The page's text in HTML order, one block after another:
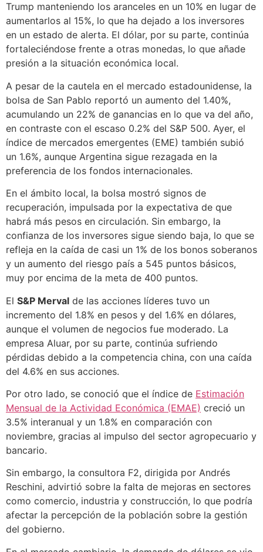
Trump manteniendo los aranceles en un 10% en lugar de
aumentarlos al 15%, lo que ha dejado a los inversores
en un estado de alerta. El dólar, por su parte, continúa
fortaleciéndose frente a otras monedas, lo que añade
presión a la situación económica local.
A pesar de la cautela en el mercado estadounidense, la
bolsa de San Pablo reportó un aumento del 1.40%,
acumulando un 22% de ganancias en lo que va del año,
en contraste con el escaso 0.2% del S&P 500. Ayer, el
índice de mercados emergentes (EME) también subió
un 1.6%, aunque Argentina sigue rezagada en la
preferencia de los fondos internacionales.
En el ámbito local, la bolsa mostró signos de
recuperación, impulsada por la expectativa de que
habrá más pesos en circulación. Sin embargo, la
confianza de los inversores sigue siendo baja, lo que se
refleja en la caída de casi un 1% de los bonos soberanos
y un aumento del riesgo país a 545 puntos básicos,
muy por encima de la meta de 400 puntos.
El S&P Merval de las acciones líderes tuvo un
incremento del 1.8% en pesos y del 1.6% en dólares,
aunque el volumen de negocios fue moderado. La
empresa Aluar, por su parte, continúa sufriendo
pérdidas debido a la competencia china, con una caída
del 4.6% en sus acciones.
Por otro lado, se conoció que el índice de Estimación
Mensual de la Actividad Económica (EMAE) creció un
3.5% interanual y un 1.8% en comparación con
noviembre, gracias al impulso del sector agropecuario y
bancario.
Sin embargo, la consultora F2, dirigida por Andrés
Reschini, advirtió sobre la falta de mejoras en sectores
como comercio, industria y construcción, lo que podría
afectar la percepción de la población sobre la gestión
del gobierno.